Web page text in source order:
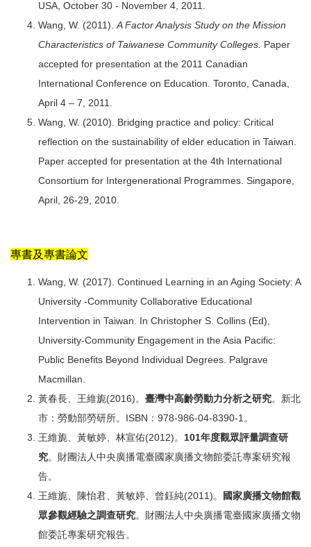
USA, October 30 - November 4, 2011.
Wang, W. (2011).A Factor Analysis Study on the Mission
Characteristics of Taiwanese Community Colleges. Paper
accepted for presentation at the 2011 Canadian
International Conference on Education. Toronto, Canada,
April 4 – 7, 2011.
Wang, W. (2010). Bridging practice and policy: Critical
reflection on the sustainability of elder education in Taiwan.
Paper accepted for presentation at the 4th International
Consortium for Intergenerational Programmes. Singapore,
April, 26-29, 2010.
專書及專書論文
Wang, W. (2017). Continued Learning in an Aging Society: A
University -Community Collaborative Educational
Intervention in Taiwan. In Christopher S. Collins (Ed),
University-Community Engagement in the Asia Pacific:
Public Benefits Beyond Individual Degrees. Palgrave
Macmillan.
黃春長、王維旎(2016)。 臺灣中高齡勞動力分析之研究。新北
市：勞動部勞研所。ISBN：978-986-04-8390-1。
王維旎、黃敏婷、林宣佑(2012)。 101年度觀眾評量調查研
究。財團法人中央廣播電臺國家廣播文物館委託專案研究報
告。
王維旎、陳怡君、黃敏婷、曾鈺純(2011)。
國家廣播文物館觀
眾參觀經驗之調查研究。財團法人中央廣播電臺國家廣播文物
館委託專案研究報告。